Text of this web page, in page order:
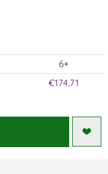
6+
€174,71